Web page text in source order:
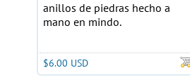
anillos de piedras hecho a
mano en mindo.
$6.00 USD